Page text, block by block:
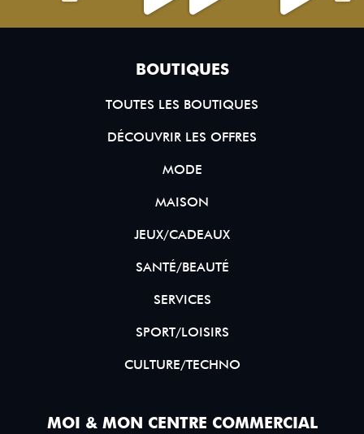
BOUTIQUES
TOUTES LES BOUTIQUES
DÉCOUVRIR LES OFFRES
MODE
MAISON
JEUX/CADEAUX
SANTÉ/BEAUTÉ
SERVICES
SPORT/LOISIRS
CULTURE/TECHNO
MOI & MON CENTRE COMMERCIAL